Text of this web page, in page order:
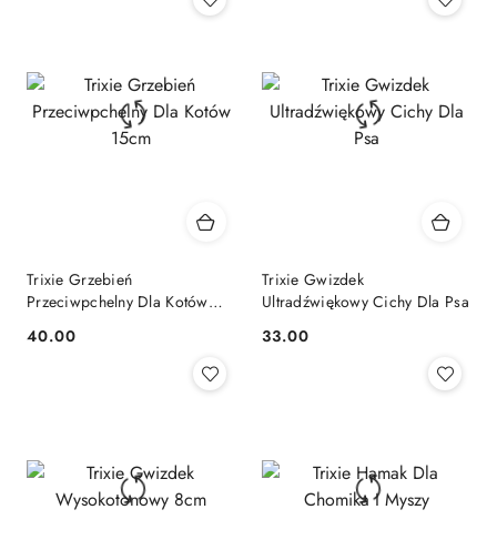
Trixie Grzebień
Przeciwpchelny Dla Kotów
Cena:
40.00
Trixie Gwizdek
Ultradźwiękowy Cichy Dla Psa
Cena:
33.00